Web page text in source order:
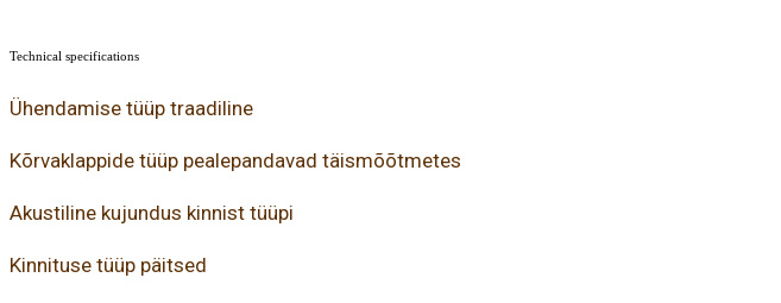
Technical specifications
Ühendamise tüüp traadiline
Kõrvaklappide tüüp pealepandavad täismõõtmetes
Akustiline kujundus kinnist tüüpi
Kinnituse tüüp päitsed